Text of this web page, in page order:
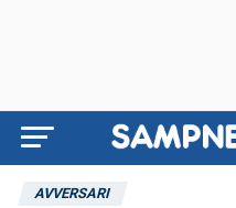
AVVERSARI